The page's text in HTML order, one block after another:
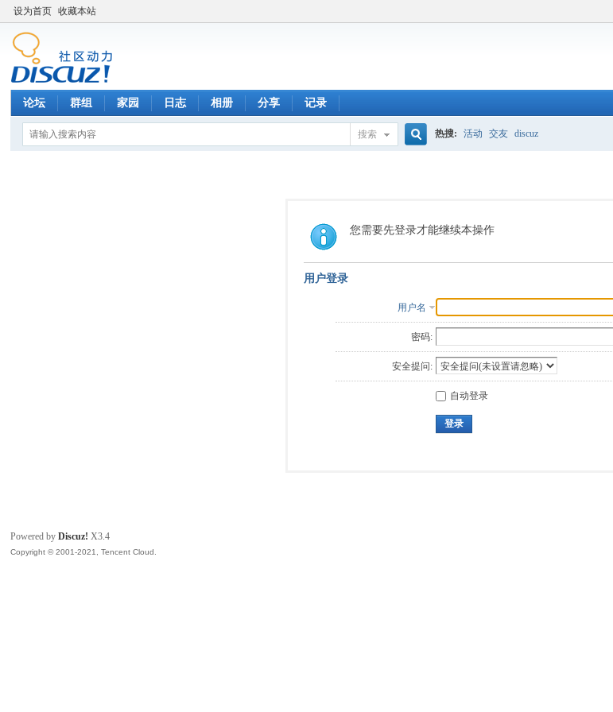
设为首页 收藏本站
论坛 群组 家园 日志 相册 分享 记录
搜索
索
热搜: 活动 交友 discuz
您需要先登录才能继续本操作
用户登录
用户名
密码:
安全提问:
自动登录
登录
Powered byDiscuz! X3.4
Copyright © 2001-2021, Tencent Cloud.